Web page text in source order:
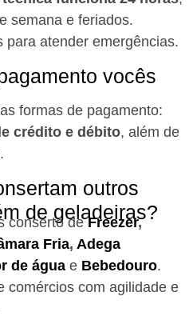
semana e feriados.
para atender emergências.
vocês
formas de pagamento:
crédito e débito, além de
outros
de geladeiras?
conserto deFreezer,
Fria, Adega
de água e Bebedouro.
comércios com agilidade e